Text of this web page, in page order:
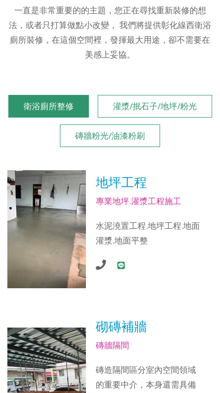
一直是非常重要的的主題，您正在尋找重新裝修的想
法，或者只打算做點小改變， 我們將提供彰化線西衛浴
廁所裝修，在這個空間裡，發揮最大用途，卻不需要在
美感上妥協。
衛浴廁所整修 灌漿/抿石子/地坪/粉光
磚牆粉光/油漆粉刷
地坪工程
專業地坪.灌漿工程施工
水泥澆置工程.地坪工程.地面
灌漿.地面平整
砌磚補牆
磚牆隔間
磚造隔間區分室內空間領域
的重要中介，本身還需具備